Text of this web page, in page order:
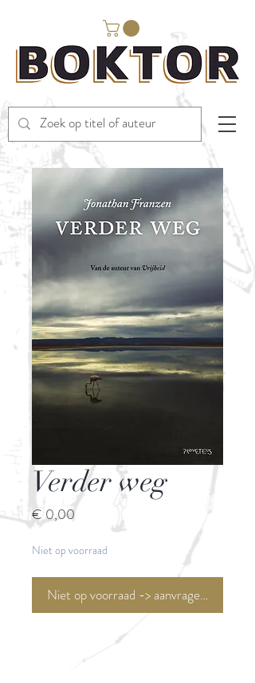
Verder weg
€ 0,00Prijs
Niet op voorraad
Niet op voorraad -> aanvragen <-